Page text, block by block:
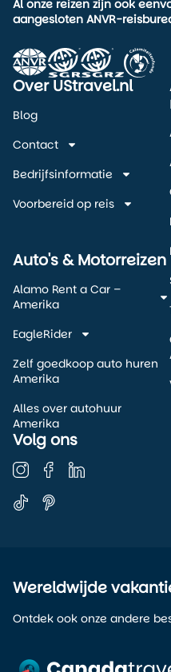
Al onze reizen zijn ook
aangesloten ANVR-
Over UStravel.nl
Blog
Contact
Bedrijfsinformatie
Voorbereid op reis
Auto's & Motorreizen
Alamo Rent a Car –
Amerika
EagleRider
Zelf goedkoop auto huren
Amerika
Alles over autohuur
Amerika
Volg ons
Wereldwijde
Ontdek ook onze andere